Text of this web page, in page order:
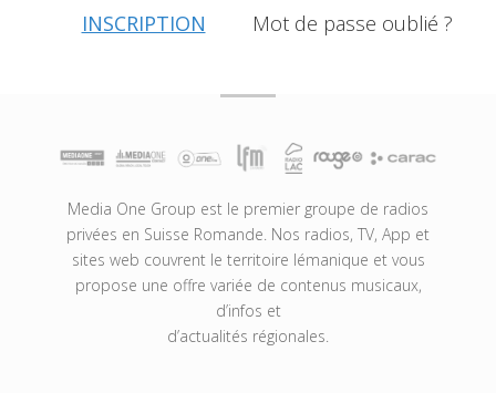
INSCRIPTION Mot de passe oublié ?
Media One Group est le premier groupe de radios
privées en Suisse Romande. Nos radios, TV, App et
sites web couvrent le territoire lémanique et vous
propose une offre variée de contenus musicaux,
d’infos et
d’actualités régionales.